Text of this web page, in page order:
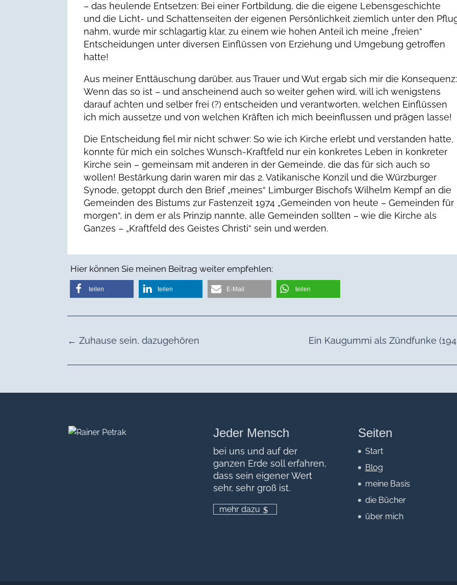
– das heulende Entsetzen: Bei einer Fortbildung, die die eigene Lebensgeschichte
und die Licht- und Schattenseiten der eigenen Persönlichkeit ziemlich unter den
nahm, wurde mir schlagartig klar, zu einem wie hohen Anteil ich meine „freien“
Entscheidungen unter diversen Einflüssen von Erziehung und Umgebung getroffen
hatte!
Aus meiner Enttäuschung darüber, aus Trauer und Wut ergab sich mir die Konsequenz:
Wenn das so ist – und anscheinend auch so weiter gehen wird, will ich wenigstens
darauf achten und selber frei (?) entscheiden und verantworten, welchen Einflüssen
ich mich aussetze und von welchen Kräften ich mich beeinflussen und prägen lasse!
Die Entscheidung fiel mir nicht schwer: So wie ich Kirche erlebt und verstanden hatte,
konnte für mich ein solches Wunsch-Kraftfeld nur ein konkretes Leben in konkreter
Kirche sein – gemeinsam mit anderen in der Gemeinde, die das für sich auch so
wollen! Bestärkung darin waren mir das 2. Vatikanische Konzil und die Würzburger
Synode, getoppt durch den Brief „meines“ Limburger Bischofs Wilhelm Kempf an die
Gemeinden des Bistums zur Fastenzeit 1974 „Gemeinden von heute – Gemeinden für
morgen“, in dem er als Prinzip nannte, alle Gemeinden sollten – wie die Kirche als
Ganzes – „Kraftfeld des Geistes Christi“ sein und werden.
Hier können Sie meinen Beitrag weiter empfehlen:
teilen teilen E-Mail teilen
← Zuhause sein, dazugehören Ein Kaugummi als Zündfunke
Jeder Mensch
bei uns und auf der
ganzen Erde soll erfahren,
dass sein eigener Wert
sehr, sehr groß ist.
mehr dazu
Seiten
Start
Blog
meine Basis
die Bücher
über mich